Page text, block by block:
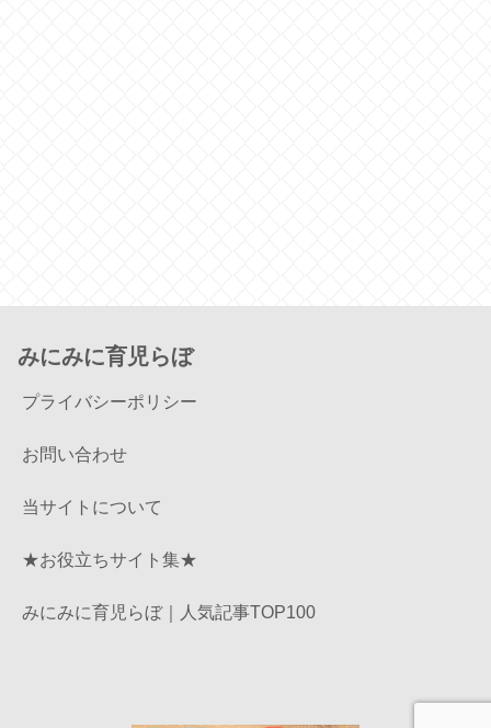
みにみに育児らぼ
プライバシーポリシー
お問い合わせ
当サイトについて
★お役立ちサイト集★
みにみに育児らぼ｜人気記事TOP100